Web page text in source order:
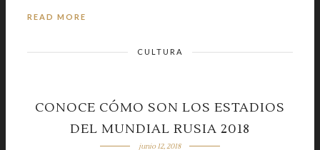
READ MORE
CULTURA
CONOCE CÓMO SON LOS ESTADIOS
DEL MUNDIAL RUSIA 2018
junio 12, 2018